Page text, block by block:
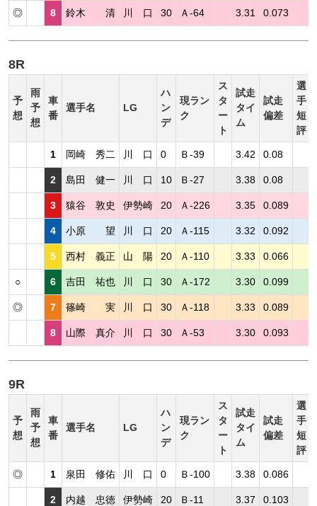
◎ 8 鈴木 清 川 口 30 Ａ-64 3.31 0.073
8R
予
想
雨
予
想
車
番
選手名 LG
ハ
ン
デ
現ラン
ク
ス
タ
ー
ト
試走
タイ
ム
試走
偏差
選
手
短
評
1 岡崎 秀二 川 口 0 Ｂ-39 3.42 0.08
2 島田 健一 川 口 10 Ｂ-27 3.38 0.08
3 猿谷 敦史 伊勢崎 20 Ａ-226 3.35 0.089
4 小原 望 川 口 20 Ａ-115 3.32 0.092
5 西村 義正 山 陽 20 Ａ-110 3.33 0.066
○ 6 吉田 祐也 川 口 30 Ａ-172 3.30 0.099
◎ 7 篠崎 実 川 口 30 Ａ-118 3.33 0.089
8 山際 真介 川 口 30 Ａ-53 3.30 0.093
9R
予
想
雨
予
想
車
番
選手名 LG
ハ
ン
デ
現ラン
ク
ス
タ
ー
ト
試走
タイ
ム
試走
偏差
選
手
短
評
◎ 1 泉田 修佑 川 口 0 Ｂ-100 3.38 0.086
2 内越 忠徳 伊勢崎 20 Ｂ-11 3.37 0.103